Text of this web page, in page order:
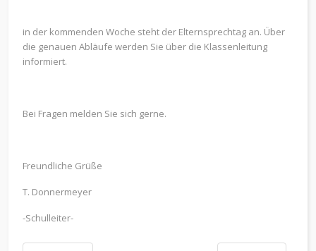
in der kommenden Woche steht der Elternsprechtag an. Über
die genauen Abläufe werden Sie über die Klassenleitung
informiert.
Bei Fragen melden Sie sich gerne.
Freundliche Grüße
T. Donnermeyer
-Schulleiter-